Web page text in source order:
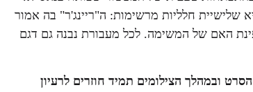
שלישיית חלליות מרשימות: ה"ריינג'ר" בה אמור
האם של המשימה. לכל מעבורת נבנה גם דגם
ובמהלך הצילומים תמיד חוזרים לרעיון